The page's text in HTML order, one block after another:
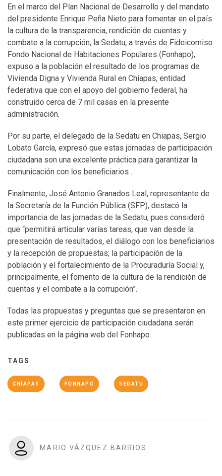
En el marco del Plan Nacional de Desarrollo y del mandato
del presidente Enrique Peña Nieto para fomentar en el país
la cultura de la transparencia, rendición de cuentas y
combate a la corrupción, la Sedatu, a través de Fideicomiso
Fondo Nacional de Habitaciones Populares (Fonhapo),
expuso a la población el resultado de los programas de
Vivienda Digna y Vivienda Rural en Chiapas, entidad
federativa que con el apoyo del gobierno federal, ha
construido cerca de 7 mil casas en la presente
administración.
Por su parte, el delegado de la Sedatu en Chiapas, Sergio
Lobato García, expresó que estas jornadas de participación
ciudadana son una excelente práctica para garantizar la
comunicación con los beneficiarios .
Finalmente, José Antonio Granados Leal, representante de
la Secretaría de la Función Pública (SFP), destacó la
importancia de las jornadas de la Sedatu, pues consideró
que “permitirá articular varias tareas, que van desde la
presentación de resultados, el diálogo con los beneficiarios
y la recepción de propuestas; la participación de la
población y el fortalecimiento de la Procuraduría Social y,
principalmente, el fomento de la cultura de la rendición de
cuentas y el combate a la corrupción”.
Todas las propuestas y preguntas que se presentaron en
este primer ejercicio de participación ciudadana serán
publicadas en la página web del Fonhapo.
TAGS
CHIAPAS FONHAPO SEDATU
MARIO VÁZQUEZ BARRIOS